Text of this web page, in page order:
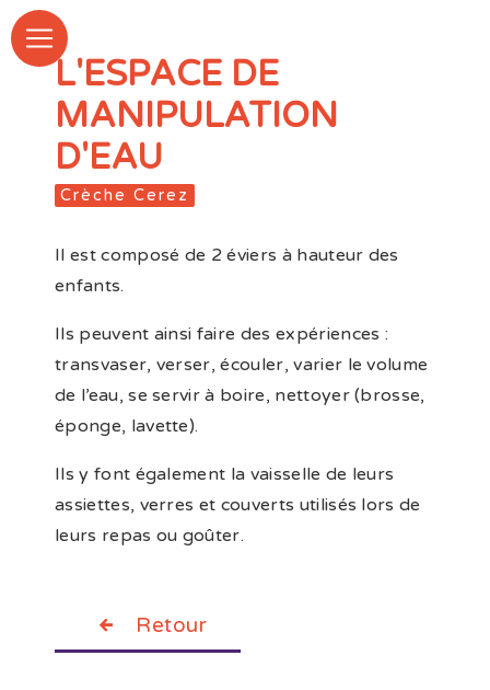
L'ESPACE DE
MANIPULATION
D'EAU
Crèche Cerez
Il est composé de 2 éviers à hauteur des
enfants.
Ils peuvent ainsi faire des expériences :
transvaser, verser, écouler, varier le volume
de l’eau, se servir à boire, nettoyer (brosse,
éponge, lavette).
Ils y font également la vaisselle de leurs
assiettes, verres et couverts utilisés lors de
leurs repas ou goûter.
Retour
Panneau de gestion des cookies